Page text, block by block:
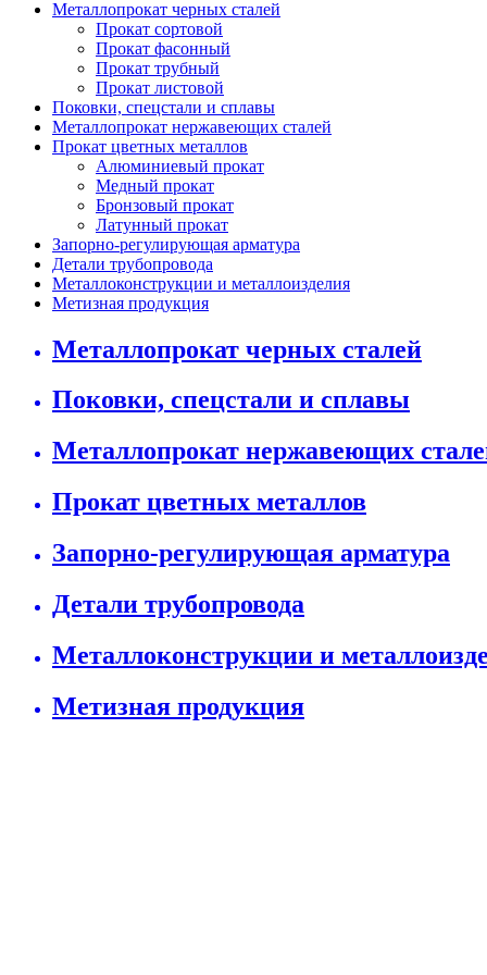
Металлопрокат черных сталей
Прокат сортовой
Прокат фасонный
Прокат трубный
Прокат листовой
Поковки, спецстали и сплавы
Металлопрокат нержавеющих сталей
Прокат цветных металлов
Алюминиевый прокат
Медный прокат
Бронзовый прокат
Латунный прокат
Запорно-регулирующая арматура
Детали трубопровода
Металлоконструкции и металлоизделия
Метизная продукция
Металлопрокат черных сталей
Поковки, спецстали и сплавы
Металлопрокат нержавеющих
Прокат цветных металлов
Запорно-регулирующая арматура
Детали трубопровода
Металлоконструкции и
Метизная продукция